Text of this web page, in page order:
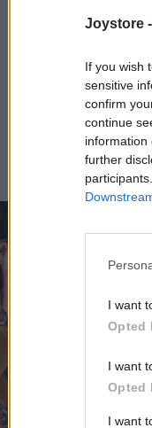
Joystore
If you wish
sensitive
confirm
continue
information
further
I want
Opted
I want
Opted
I want